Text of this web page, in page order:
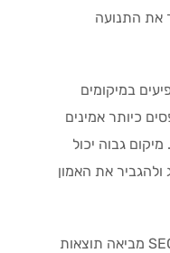
את התנועה
במיקומים
כיותר אמינים
גבוה יכול
את האמון
: ההשקעה ב-SEO מביאה תוצאות